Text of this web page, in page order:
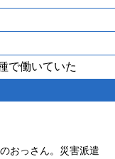
で働いていた
おっさん。災害派遣